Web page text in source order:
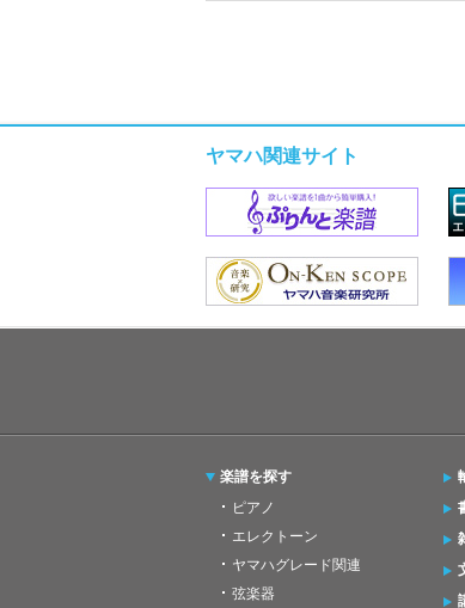
ヤマハ関連サイト
楽譜を探す
ピアノ
エレクトーン
ヤマハグレード関連
弦楽器